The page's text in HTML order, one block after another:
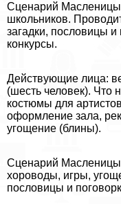
Сценарий
школьников.
загадки, пословицы
конкурсы.
Действующие лица:
(шесть человек). Что
костюмы для
оформление зала,
угощение (блины).
Сценарий Масленицы
хороводы, игры,
пословицы и